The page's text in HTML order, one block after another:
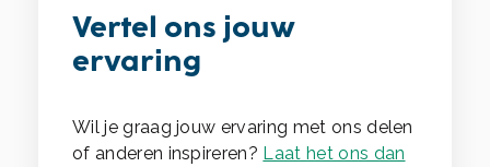
Vertel ons jouw
ervaring
Wil je graag jouw ervaring met ons delen
of anderen inspireren? Laat het ons dan